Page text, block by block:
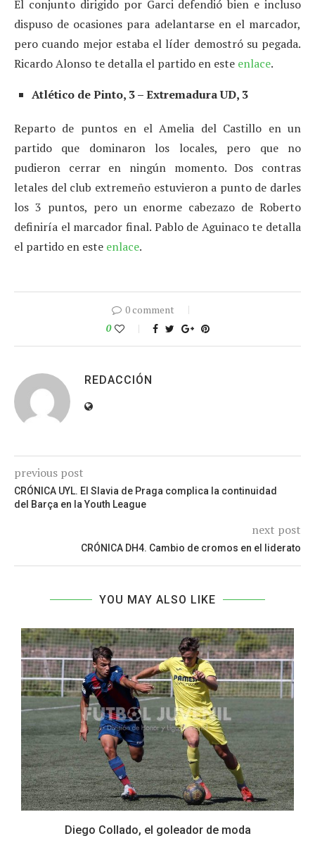
El conjunto dirigido por Garci defendió bien e incluso
dispuso de ocasiones para adelantarse en el marcador,
pero cuando mejor estaba el líder demostró su pegada.
Ricardo Alonso te detalla el partido en este enlace.
Atlético de Pinto, 3 – Extremadura UD, 3
Reparto de puntos en el Amelia del Castillo en un
partido que dominaron los locales, pero que no
pudieron cerrar en ningún momento. Dos contras
letales del club extremeño estuvieron a punto de darles
los 3 puntos, pero un enorme cabezazo de Roberto
definiría el marcador final. Pablo de Aguinaco te detalla
el partido en este enlace.
0 comment
0
REDACCIÓN
previous post
CRÓNICA UYL. El Slavia de Praga complica la continuidad
del Barça en la Youth League
next post
CRÓNICA DH4. Cambio de cromos en el liderato
YOU MAY ALSO LIKE
Diego Collado, el goleador de moda